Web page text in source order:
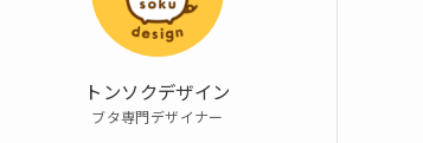
トンソクデザイン
ブタ専門デザイナー